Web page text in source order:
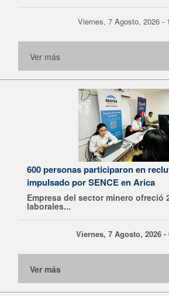
Viernes, 7 Agosto, 2026 -
Ver más
600 personas participaron en
impulsado por SENCE en Arica
Empresa del sector minero ofreció
laborales...
Viernes, 7 Agosto, 2026 -
Ver más